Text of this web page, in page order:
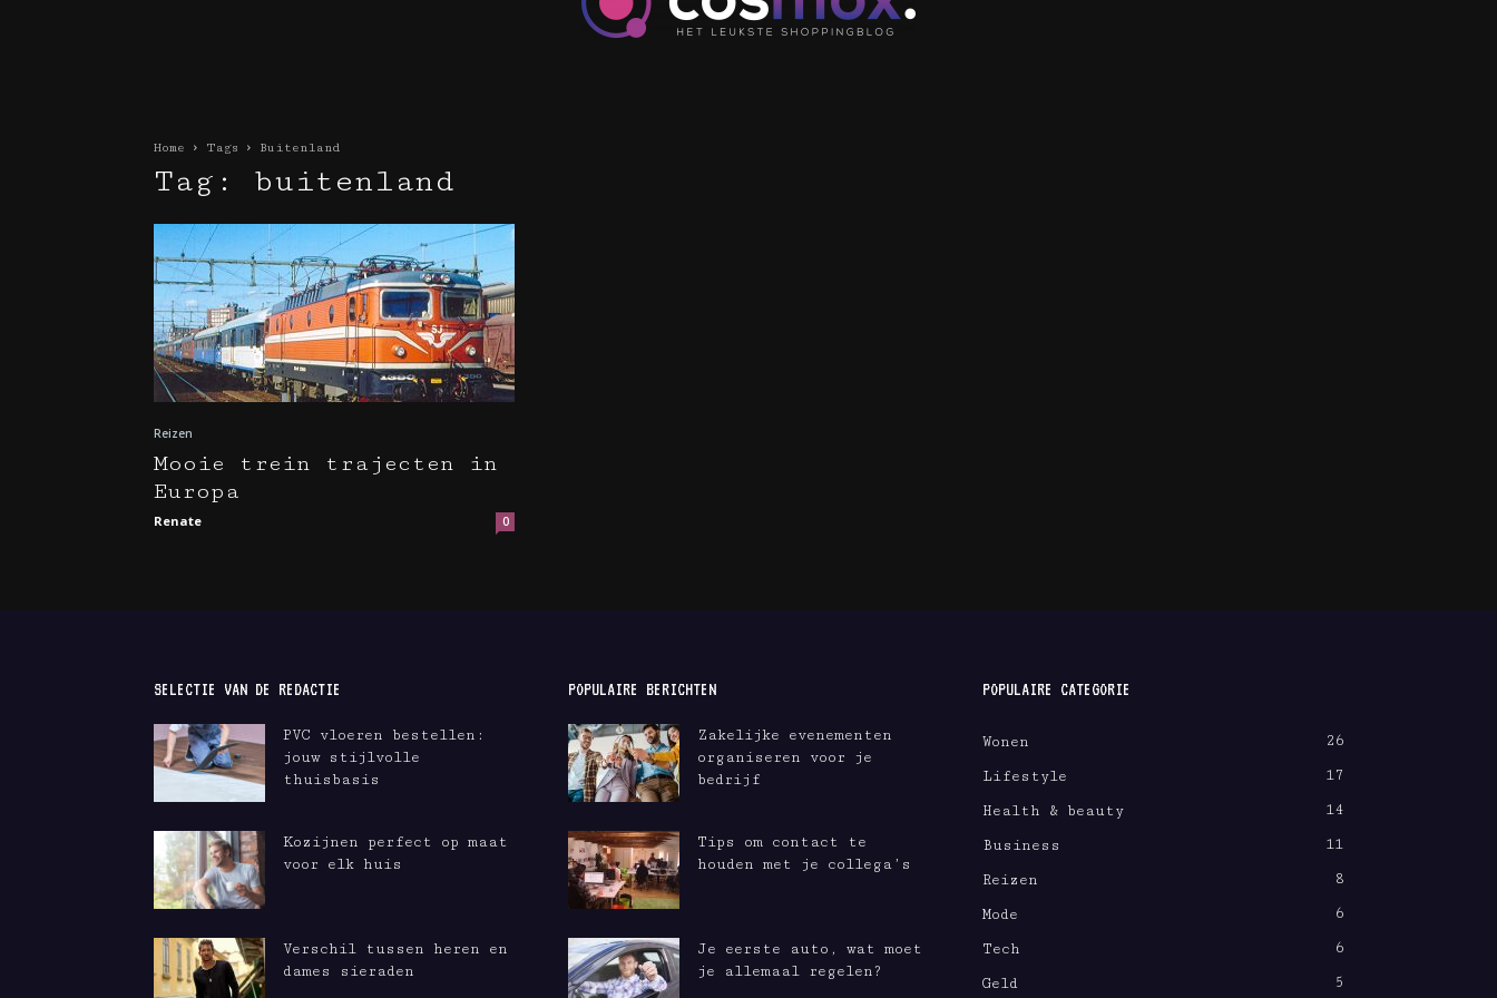
Home Tags Buitenland
Tag: buitenland
Reizen
Mooie trein trajecten in
Europa
Renate 0
SELECTIE VAN DE REDACTIE
PVC vloeren bestellen:
jouw stijlvolle
thuisbasis
Kozijnen perfect op maat
voor elk huis
Verschil tussen heren en
dames sieraden
POPULAIRE BERICHTEN
Zakelijke evenementen
organiseren voor je
bedrijf
Tips om contact te
houden met je collega’s
Je eerste auto, wat moet
je allemaal regelen?
POPULAIRE CATEGORIE
Wonen
26
Lifestyle
17
Health & beauty
14
Business
11
Reizen
8
Mode
6
Tech
6
Geld
5